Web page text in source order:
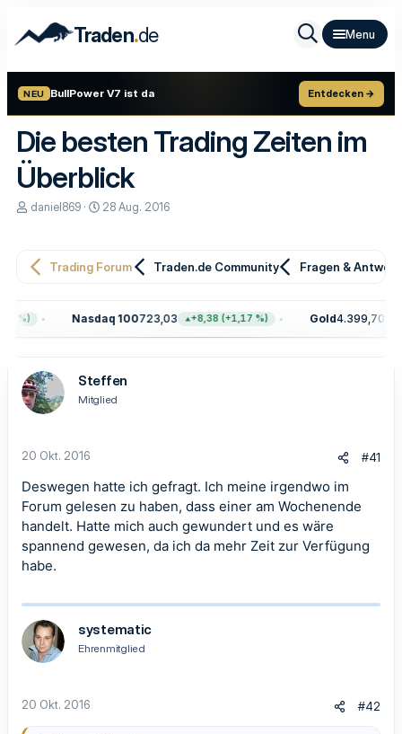
Traden.de
NEU BullPower V7 ist da Entdecken →
Die besten Trading Zeiten im
Überblick
E
e
r
daniel869
E
e
a
m
28 Aug. 2016
Trading Forum Traden.de Community Fragen &
Nasdaq 100723,03 +8,38 (+1,17 %) Gold 4.399,70
Steffen
Mitglied
20 Okt. 2016 #41
Deswegen hatte ich gefragt. Ich meine irgendwo im
Forum gelesen zu haben, dass einer am Wochenende
handelt. Hatte mich auch gewundert und es wäre
spannend gewesen, da ich da mehr Zeit zur Verfügung
habe.
systematic
Ehrenmitglied
20 Okt. 2016 #42